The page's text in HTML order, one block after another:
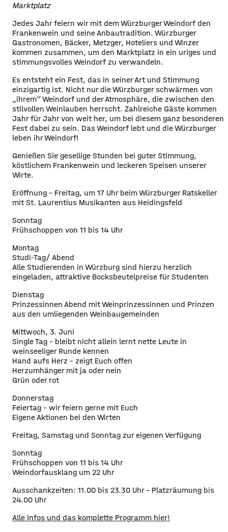
Marktplatz
Jedes Jahr feiern wir mit dem Würzburger Weindorf den
Frankenwein und seine Anbautradition. Würzburger
Gastronomen, Bäcker, Metzger, Hoteliers und Winzer
kommen zusammen, um den Marktplatz in ein uriges und
stimmungsvolles Weindorf zu verwandeln.
Es entsteht ein Fest, das in seiner Art und Stimmung
einzigartig ist. Nicht nur die Würzburger schwärmen von
„ihrem“ Weindorf und der Atmosphäre, die zwischen den
stilvollen Weinlauben herrscht. Zahlreiche Gäste kommen
Jahr für Jahr von weit her, um bei diesem ganz besonderen
Fest dabei zu sein. Das Weindorf lebt und die Würzburger
leben ihr Weindorf!
Genießen Sie gesellige Stunden bei guter Stimmung,
köstlichem Frankenwein und leckeren Speisen unserer
Wirte.
Eröffnung – Freitag, um 17 Uhr beim Würzburger Ratskeller
mit St. Laurentius Musikanten aus Heidingsfeld
Sonntag
Frühschoppen von 11 bis 14 Uhr
Montag
Studi-Tag/ Abend
Alle Studierenden in Würzburg sind hierzu herzlich
eingeladen, attraktive Bocksbeutelpreise für Studenten
Dienstag
Prinzessinnen Abend mit Weinprinzessinnen und Prinzen
aus den umliegenden Weinbaugemeinden
Mittwoch, 3. Juni
Single Tag – bleibt nicht allein lernt nette Leute in
weinseeliger Runde kennen
Hand aufs Herz – zeigt Euch offen
Herzumhänger mit ja oder nein
Grün oder rot
Donnerstag
Feiertag – wir feiern gerne mit Euch
Eigene Aktionen bei den Wirten
Freitag, Samstag und Sonntag zur eigenen Verfügung
Sonntag
Frühschoppen von 11 bis 14 Uhr
Weindorfausklang um 22 Uhr
Ausschankzeiten: 11.00 bis 23.30 Uhr – Platzräumung bis
24.00 Uhr
Alle Infos und das komplette Programm hier!